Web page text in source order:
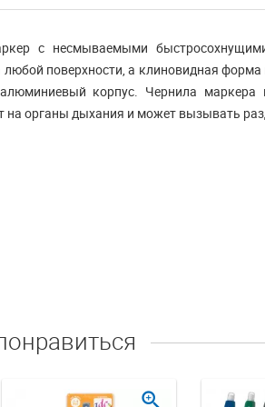
с несмываемыми
любой поверхности, а клиновидная
корпус. Чернила маркера
на органы дыхания и может вызывать
zoom_in